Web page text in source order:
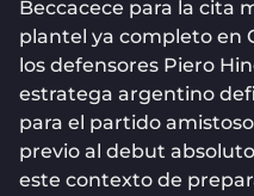
Beccacece para la cita
plantel ya completo en
los defensores Piero
estratega argentino
para el partido
previo al debut
este contexto de